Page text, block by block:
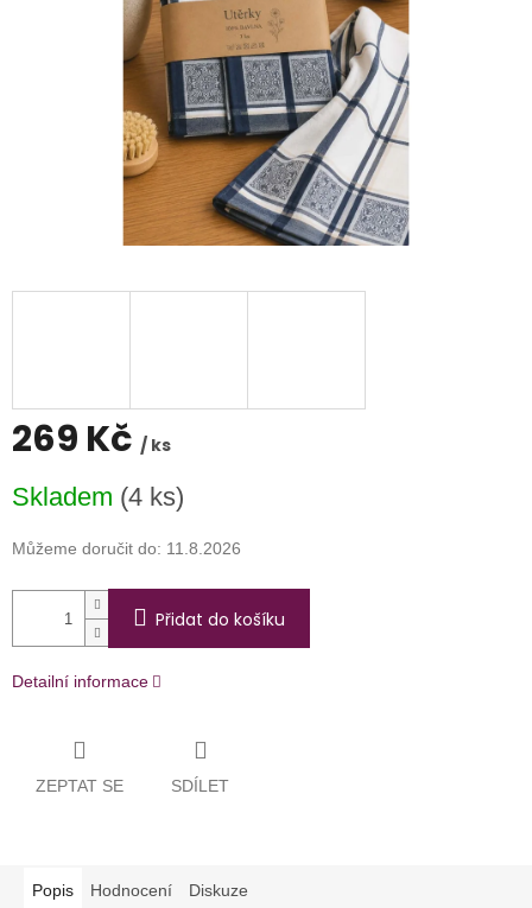
269 Kč / ks
cena:
Skladem (4 ks)
Můžeme doručit do: 11.8.2026
Přidat do košíku
Detailní informace
ZEPTAT SE SDÍLET
Popis Hodnocení Diskuze